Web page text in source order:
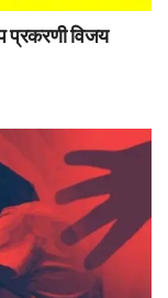
प्रकरणी विजय